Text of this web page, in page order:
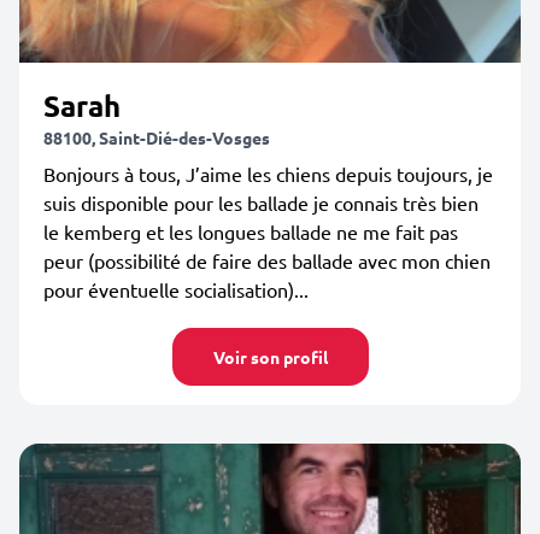
Sarah
88100, Saint-Dié-des-Vosges
Bonjours à tous, J’aime les chiens depuis toujours, je
suis disponible pour les ballade je connais très bien
le kemberg et les longues ballade ne me fait pas
peur (possibilité de faire des ballade avec mon chien
pour éventuelle socialisation)...
Voir son profil